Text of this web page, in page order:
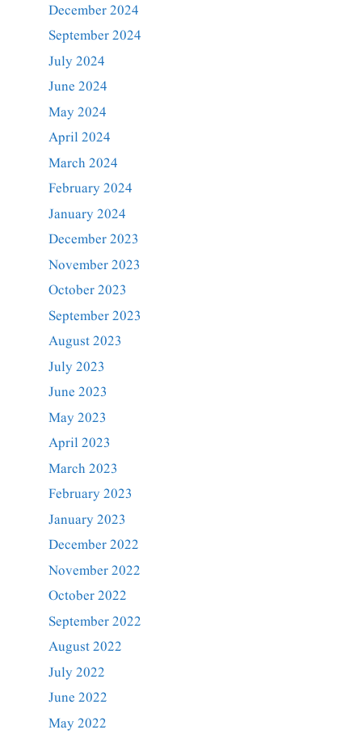
December 2024
September 2024
July 2024
June 2024
May 2024
April 2024
March 2024
February 2024
January 2024
December 2023
November 2023
October 2023
September 2023
August 2023
July 2023
June 2023
May 2023
April 2023
March 2023
February 2023
January 2023
December 2022
November 2022
October 2022
September 2022
August 2022
July 2022
June 2022
May 2022